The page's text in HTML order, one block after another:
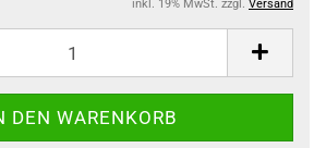
inkl. 19% MwSt. zzgl. Versand